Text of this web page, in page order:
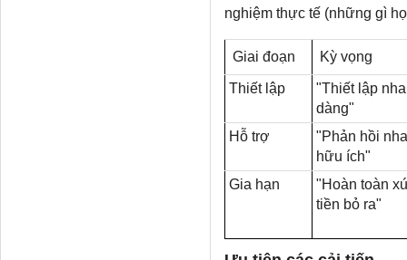
nghiệm thực tế (những gì
Giai đoạn Kỳ vọng
Thiết lập
"Thiết lập
dàng"
Hỗ trợ
"Phản hồi
hữu ích"
Gia hạn
"Hoàn toàn
tiền bỏ ra"